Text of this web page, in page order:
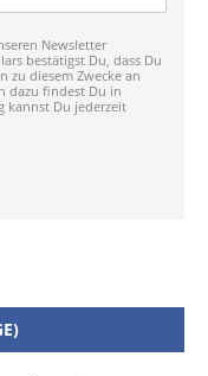
Newsletter
bestätigst Du, dass Du
zu diesem Zwecke an
dazu findest Du in
kannst Du jederzeit